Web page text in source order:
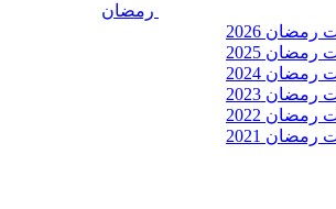
رمضان
2026
2025
2024
2023
2022
2021